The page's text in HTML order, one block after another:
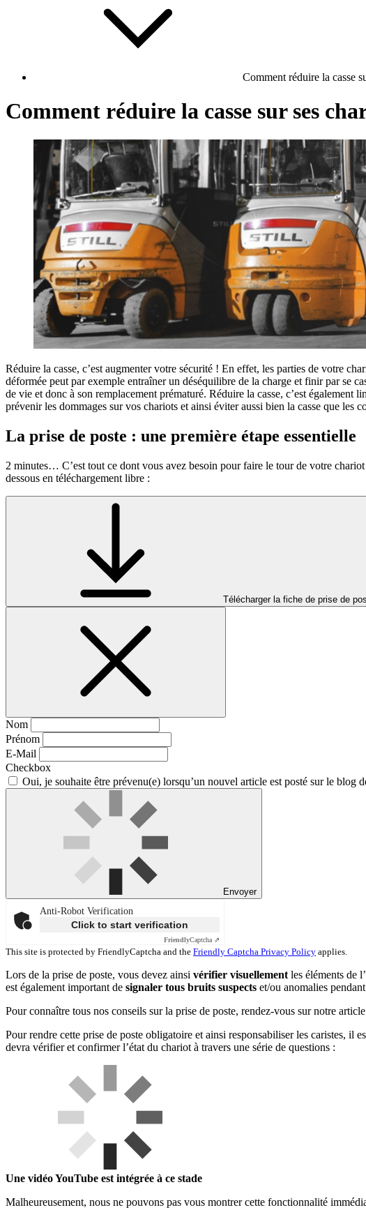
Comment réduire la casse
Comment réduire la casse sur ses
Réduire la casse, c’est augmenter votre sécurité ! En effet, les parties de votre
déformée peut par exemple entraîner un déséquilibre de la charge et finir par se
de vie et donc à son remplacement prématuré. Réduire la casse, c’est
prévenir les dommages sur vos chariots et ainsi éviter aussi bien la casse que les
La prise de poste : une première étape essentielle
2 minutes… C’est tout ce dont vous avez besoin pour faire le tour de votre
dessous en téléchargement libre :
Télécharger la fiche de prise de
Nom
Prénom
E-Mail
Checkbox
Oui, je souhaite être prévenu(e) lorsqu’un nouvel article est posté sur le blog
Envoyer
Anti-Robot Verification
Click to start verification
FriendlyCaptcha ⇗
This site is protected by FriendlyCaptcha and the Friendly Captcha Privacy Policy applies.
Lors de la prise de poste, vous devez ainsi vérifier visuellement les éléments de
est également important de signaler tous bruits suspects et/ou anomalies
Pour connaître tous nos conseils sur la prise de poste, rendez-vous sur notre
Pour rendre cette prise de poste obligatoire et ainsi responsabiliser les caristes, il
devra vérifier et confirmer l’état du chariot à travers une série de questions :
Une vidéo YouTube est intégrée à ce stade
Malheureusement, nous ne pouvons pas vous montrer cette fonctionnalité